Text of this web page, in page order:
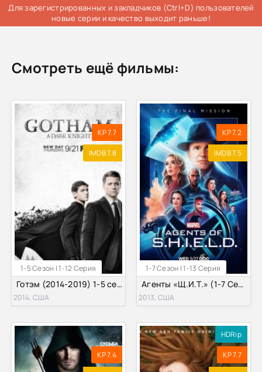
Для зарегистрированных и закладчиков (Ctrl+D) пользователей
новые серии и качество выходит раньше!
Смотреть ещё фильмы:
1-5 Сезон | 1-12 Серия
KP 7.7
IMDB 7.8
Готэм (2014-2019) 1-5 сезон
2014, США
1-7 Сезон | 1-13 Серия
KP 7.2
IMDB 7.5
Агенты «Щ.И.Т.» (1-7 Сезон)
2013, США
KP 7.4
HDRip
KP 7.7